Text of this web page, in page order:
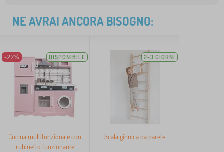
NE AVRAI ANCORA BISOGNO:
-27% DISPONIBILE
Cucina multifunzionale con
rubinetto funzionante
2-3 GIORNI
Scala ginnica da parete